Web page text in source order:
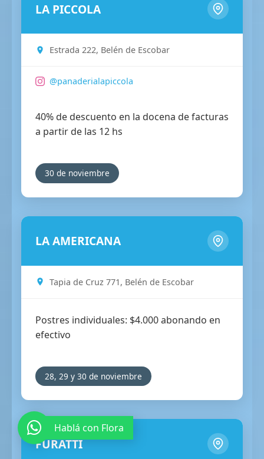
LA PICCOLA
Estrada 222, Belén de Escobar
@panaderialapiccola
40% de descuento en la docena de facturas
a partir de las 12 hs
30 de noviembre
LA AMERICANA
Tapia de Cruz 771, Belén de Escobar
Postres individuales: $4.000 abonando en
efectivo
28, 29 y 30 de noviembre
FURATTI
Hablá con Flora